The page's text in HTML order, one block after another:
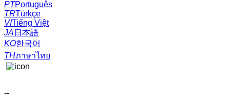
PTPortuguês
TRTürkçe
VITiếng Việt
JA 日本語
KO한국어
THภาษาไทย
--